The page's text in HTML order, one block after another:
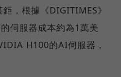
，根據《DIGITIMES》
伺服器成本約為1萬美
H100的AI伺服器，